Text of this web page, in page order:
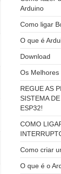
Arduino
Como ligar
O que é
Download
Os Melhores
REGUE AS
SISTEMA
ESP32!
COMO
Como criar
O que é o